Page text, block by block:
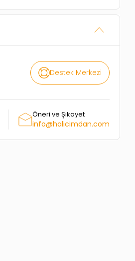
Destek Merkezi
Öneri ve Şikayet
info@halicimdan.com